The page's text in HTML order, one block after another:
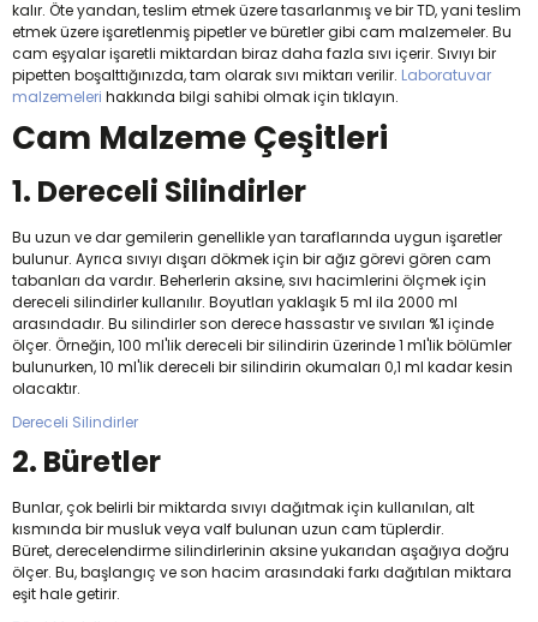
kalır. Öte yandan, teslim etmek üzere tasarlanmış ve bir TD, yani teslim
etmek üzere işaretlenmiş pipetler ve büretler gibi cam malzemeler. Bu
cam eşyalar işaretli miktardan biraz daha fazla sıvı içerir. Sıvıyı bir
pipetten boşalttığınızda, tam olarak sıvı miktarı verilir. Laboratuvar
malzemeleri hakkında bilgi sahibi olmak için tıklayın.
Cam Malzeme Çeşitleri
1. Dereceli Silindirler
Bu uzun ve dar gemilerin genellikle yan taraflarında uygun işaretler
bulunur. Ayrıca sıvıyı dışarı dökmek için bir ağız görevi gören cam
tabanları da vardır. Beherlerin aksine, sıvı hacimlerini ölçmek için
dereceli silindirler kullanılır. Boyutları yaklaşık 5 ml ila 2000 ml
arasındadır. Bu silindirler son derece hassastır ve sıvıları %1 içinde
ölçer. Örneğin, 100 ml'lik dereceli bir silindirin üzerinde 1 ml'lik bölümler
bulunurken, 10 ml'lik dereceli bir silindirin okumaları 0,1 ml kadar kesin
olacaktır.
Dereceli Silindirler
2. Büretler
Bunlar, çok belirli bir miktarda sıvıyı dağıtmak için kullanılan, alt
kısmında bir musluk veya valf bulunan uzun cam tüplerdir.
Büret, derecelendirme silindirlerinin aksine yukarıdan aşağıya doğru
ölçer. Bu, başlangıç ​​ve son hacim arasındaki farkı dağıtılan miktara
eşit hale getirir.